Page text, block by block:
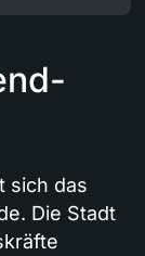
sich das
Die Stadt